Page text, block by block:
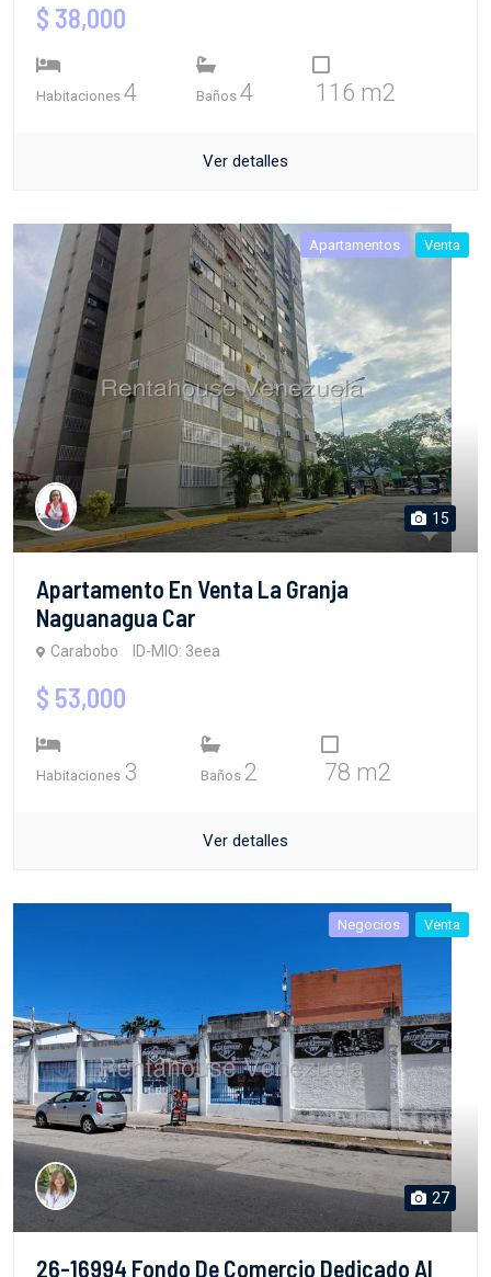
$ 38,000
Habitaciones 4 Baños 4 116 m2
Ver detalles
Apartamentos Venta
15
Apartamento En Venta La Granja
Naguanagua Car
Carabobo ID-MIO: 3eea
$ 53,000
Habitaciones 3 Baños 2 78 m2
Ver detalles
Negocios Venta
27
26-16994 Fondo De Comercio Dedicado Al